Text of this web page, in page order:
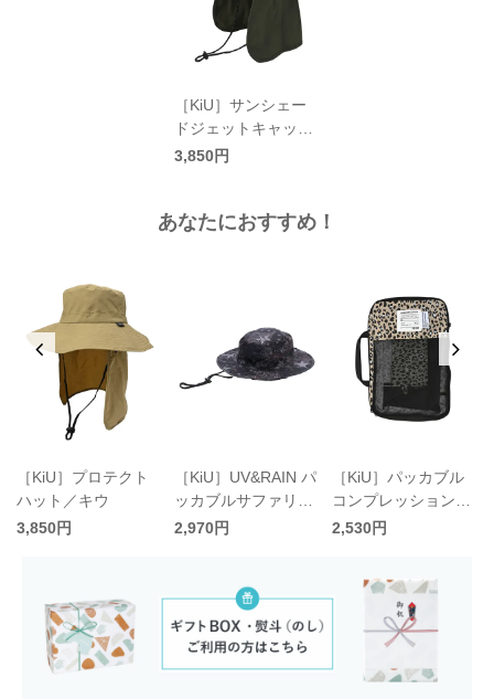
［KiU］サンシェー
ドジェットキャップ
2ND／キウ
3,850円
あなたにおすすめ！
［KiU］プロテクト
ハット／キウ
3,850円
［KiU］UV&RAIN パ
ッカブルサファリハ
ット 2ND／キウ
2,970円
［KiU］パッカブル
コンプレッションポ
ーチ〈新色追加〉
2,530円